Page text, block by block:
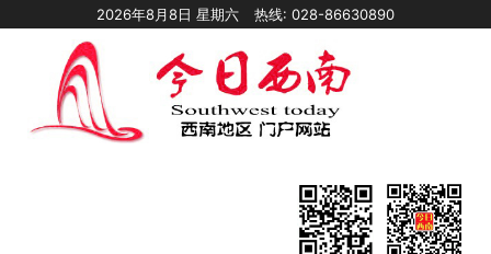
2026年8月8日 星期六 热线: 028-86630890